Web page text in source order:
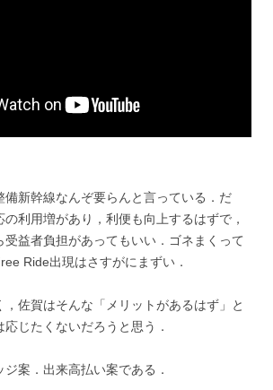
備新幹線なんぞ要らんと言っている．だ
利用増があり，利便も向上するはずで，
受益者負担があってもいい．ゴネまくって
Ride出現はさすがにまずい．
，佐賀はそんな「メリットがあるはず」と
じたくないだろうと思う．
案．出来高払い案である．